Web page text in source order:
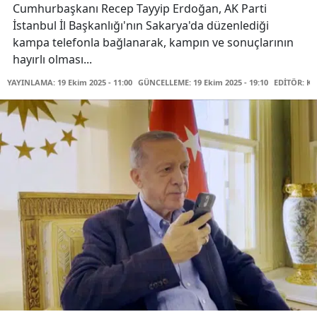
Cumhurbaşkanı Recep Tayyip Erdoğan, AK Parti
İstanbul İl Başkanlığı'nın Sakarya'da düzenlediği
kampa telefonla bağlanarak, kampın ve sonuçlarının
hayırlı olması...
YAYINLAMA: 19 Ekim 2025 - 11:00 GÜNCELLEME: 19 Ekim 2025 - 19:10 EDİTÖR: